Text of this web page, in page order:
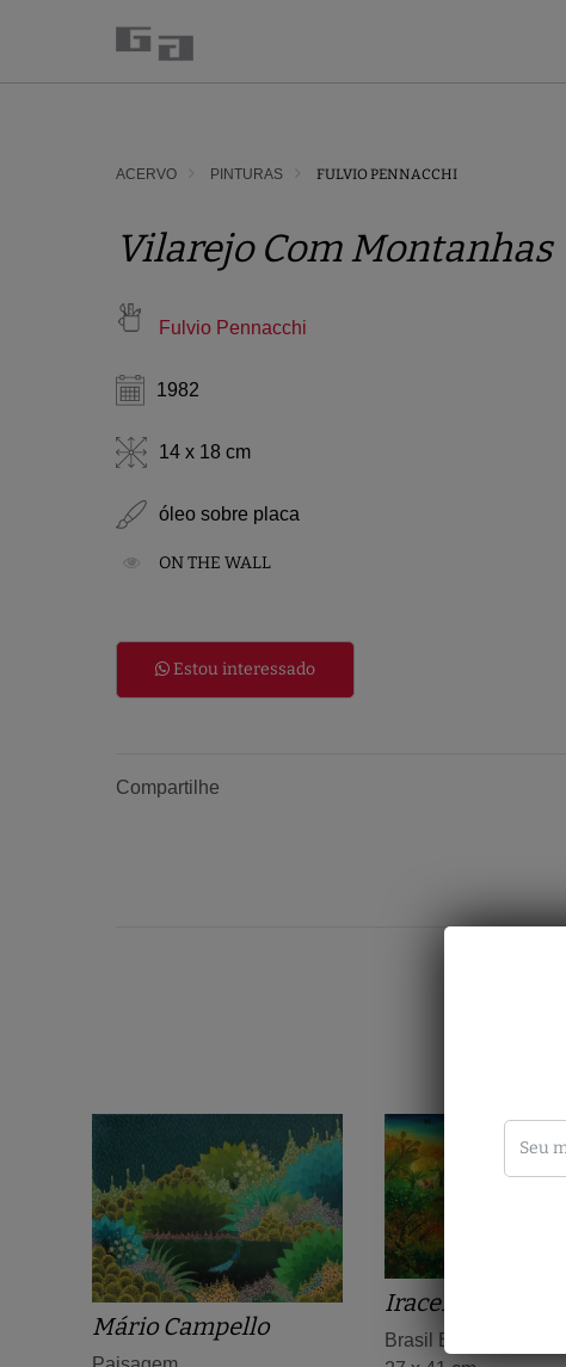
ACERVO PINTURAS FULVIO PENNACCHI
Vilarejo Com Montanhas
Fulvio Pennacchi
1982
14 x 18 cm
óleo sobre placa
ON THE WALL
Estou interessado
Compartilhe
Mário Campello
Iracema Arditi
Brasil Brasileiro